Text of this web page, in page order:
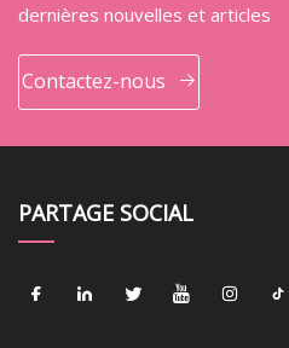
dernières nouvelles et articles
Contactez-nous
PARTAGE SOCIAL